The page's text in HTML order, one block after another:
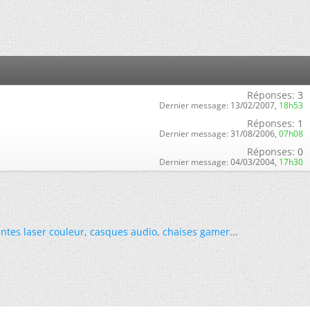
Réponses: 3
Dernier message: 13/02/2007, 18h53
Réponses: 1
Dernier message: 31/08/2006, 07h08
Réponses: 0
Dernier message: 04/03/2004, 17h30
laser couleur,casques audio,chaises gamer...